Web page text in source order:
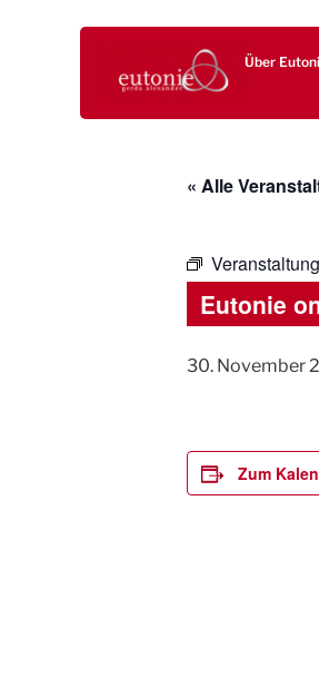
Über
« Alle
Eutonie
30. November
Zum